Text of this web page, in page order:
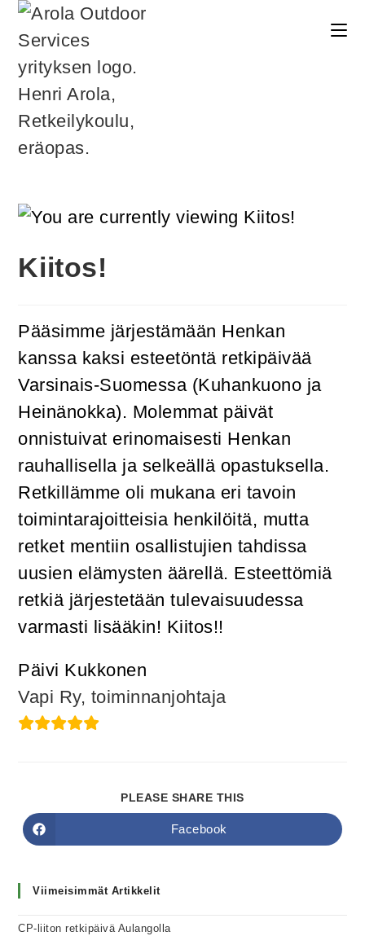
Kiitos!
Pääsimme järjestämään Henkan
kanssa kaksi esteetöntä retkipäivää
Varsinais-Suomessa (Kuhankuono ja
Heinänokka). Molemmat päivät
onnistuivat erinomaisesti Henkan
rauhallisella ja selkeällä opastuksella.
Retkillämme oli mukana eri tavoin
toimintarajoitteisia henkilöitä, mutta
retket mentiin osallistujien tahdissa
uusien elämysten äärellä. Esteettömiä
retkiä järjestetään tulevaisuudessa
varmasti lisääkin! Kiitos!!
Päivi Kukkonen
Vapi Ry, toiminnanjohtaja
PLEASE SHARE THIS
Facebook
Viimeisimmät Artikkelit
CP-liiton retkipäivä Aulangolla